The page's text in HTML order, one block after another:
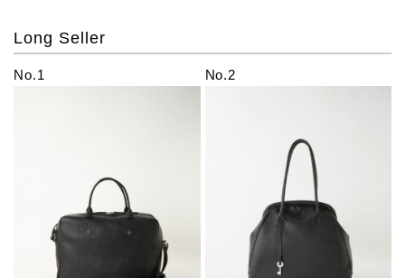
Long Seller
No.1 No.2